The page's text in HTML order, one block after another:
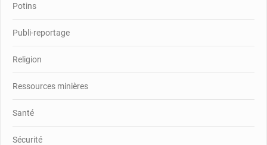
Potins
Publi-reportage
Religion
Ressources minières
Santé
Sécurité